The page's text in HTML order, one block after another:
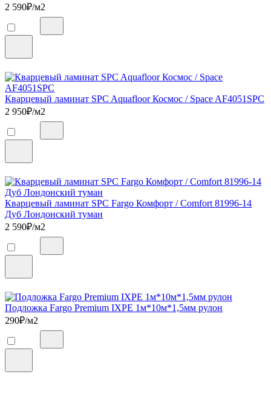
2 590₽/м2
Кварцевый ламинат SPC Aquafloor Космос / Space AF4051SPC
2 950₽/м2
Кварцевый ламинат SPC Fargo Комфорт / Comfort 81996-14
Дуб Лондонский туман
2 590₽/м2
Подложка Fargo Premium IXPE 1м*10м*1,5мм рулон
290₽/м2